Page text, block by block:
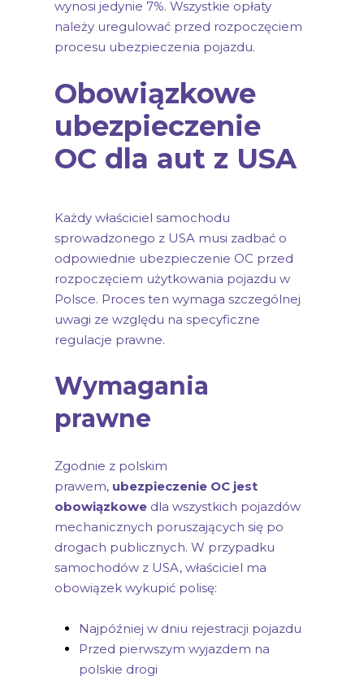
wynosi jedynie 7%. Wszystkie opłaty
należy uregulować przed rozpoczęciem
procesu ubezpieczenia pojazdu.
Obowiązkowe
ubezpieczenie
OC dla aut z USA
Każdy właściciel samochodu
sprowadzonego z USA musi zadbać o
odpowiednie ubezpieczenie OC przed
rozpoczęciem użytkowania pojazdu w
Polsce. Proces ten wymaga szczególnej
uwagi ze względu na specyficzne
regulacje prawne.
Wymagania
prawne
Zgodnie z polskim
prawem, ubezpieczenie OC jest
obowiązkowe dla wszystkich pojazdów
mechanicznych poruszających się po
drogach publicznych. W przypadku
samochodów z USA, właściciel ma
obowiązek wykupić polisę:
Najpóźniej w dniu rejestracji pojazdu
Przed pierwszym wyjazdem na
polskie drogi